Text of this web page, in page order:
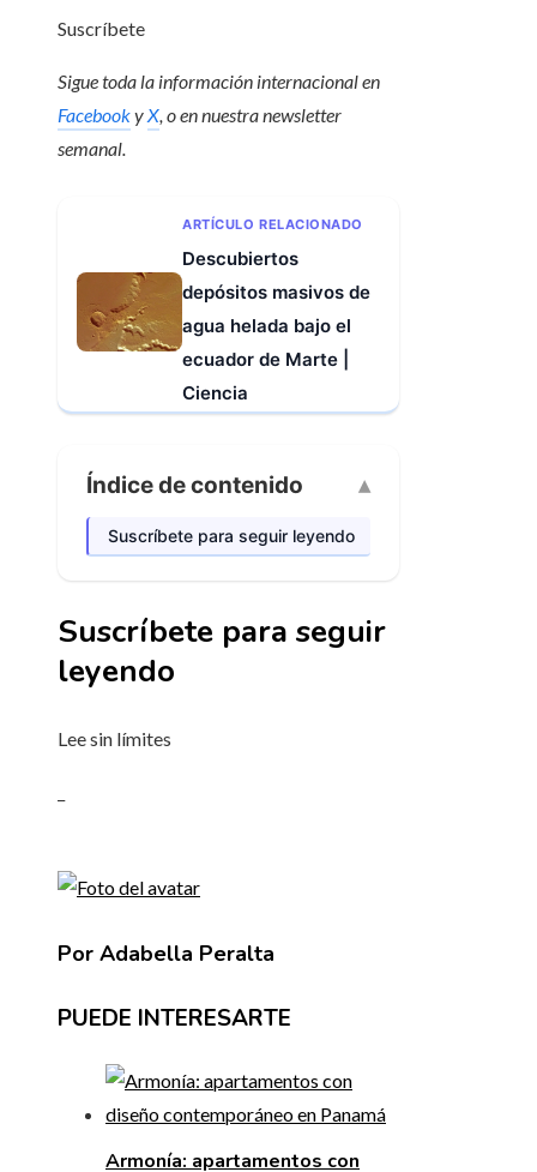
Suscríbete
Sigue toda la información internacional en
FacebookyX, o ennuestra newsletter
semanal.
ARTÍCULO RELACIONADO
Descubiertos
depósitos masivos de
agua helada bajo el
ecuador de Marte |
Ciencia
Índice de contenido
Suscríbete para seguir leyendo
Suscríbete para seguir
leyendo
Lee sin límites
Por Adabella Peralta
PUEDE INTERESARTE
Armonía: apartamentos con